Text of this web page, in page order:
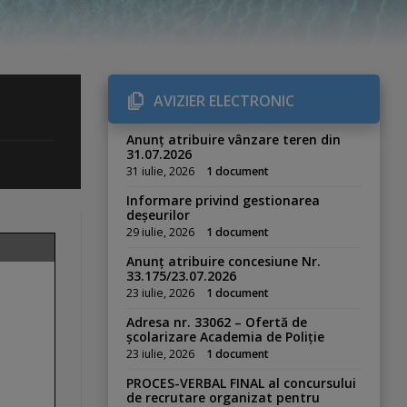
AVIZIER ELECTRONIC
Anunț atribuire vânzare teren din
31.07.2026
31 iulie, 2026 1 document
Informare privind gestionarea
deșeurilor
29 iulie, 2026 1 document
Anunț atribuire concesiune Nr.
33.175/23.07.2026
23 iulie, 2026 1 document
Adresa nr. 33062 – Ofertă de
școlarizare Academia de Poliție
23 iulie, 2026 1 document
PROCES-VERBAL FINAL al concursului
de recrutare organizat pentru